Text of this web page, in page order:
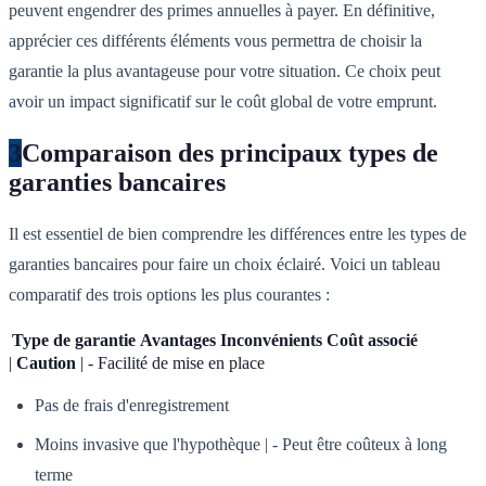
peuvent engendrer des primes annuelles à payer. En définitive,
apprécier ces différents éléments vous permettra de choisir la
garantie la plus avantageuse pour votre situation. Ce choix peut
avoir un impact significatif sur le coût global de votre emprunt.
3Comparaison des principaux types de
garanties bancaires
Il est essentiel de bien comprendre les différences entre les types de
garanties bancaires pour faire un choix éclairé. Voici un tableau
comparatif des trois options les plus courantes :
Type de garantie Avantages Inconvénients Coût associé
| Caution | - Facilité de mise en place
Pas de frais d'enregistrement
Moins invasive que l'hypothèque | - Peut être coûteux à long
terme